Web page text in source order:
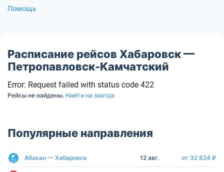
Помощь
Расписание рейсов Хабаровск —
Петропавловск-Камчатский
Error: Request failed with status code 422
Рейсы не найдены. Найти на завтра
Популярные направления
Абакан — Хабаровск 12 авг. от 32 824 ₽